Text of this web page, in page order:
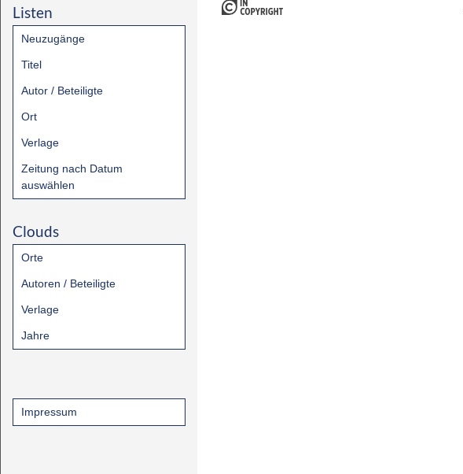
Listen
Neuzugänge
Titel
Autor / Beteiligte
Ort
Verlage
Zeitung nach Datum
auswählen
Clouds
Orte
Autoren / Beteiligte
Verlage
Jahre
Impressum